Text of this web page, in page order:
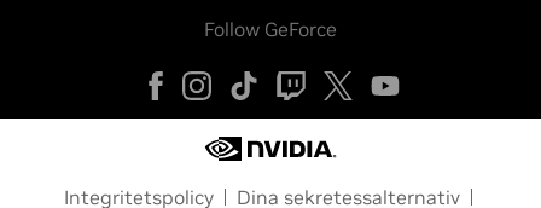
Follow GeForce
Integritetspolicy Dina sekretessalternativ